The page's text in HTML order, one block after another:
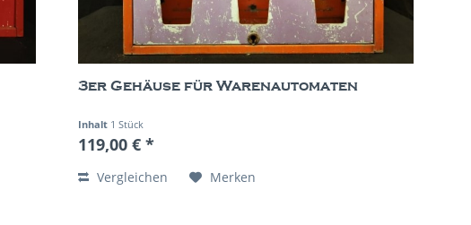
3er Gehäuse für Warenautomaten
Inhalt 1 Stück
119,00 € *
Vergleichen Merken